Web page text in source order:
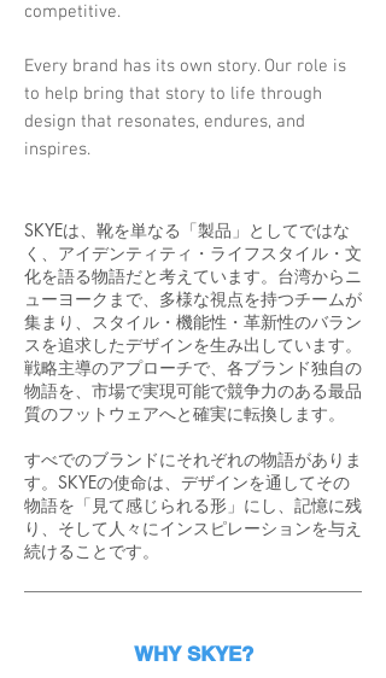
competitive.
Every brand has its own story. Our role is
to help bring that story to life through
design that resonates, endures, and
inspires.
SKYEは、靴を単なる「製品」としてではな
く、アイデンティティ・ライフスタイル・文
化を語る物語だと考えています。台湾からニ
ューヨークまで、多様な視点を持つチームが
集まり、スタイル・機能性・革新性のバラン
スを追求したデザインを生み出しています。
戦略主導のアプローチで、各ブランド独自の
物語を、市場で実現可能で競争力のある最品
質のフットウェアへと確実に転換します。
すべでのブランドにそれぞれの物語がありま
す。SKYEの使命は、デザインを通してその
物語を「見て感じられる形」にし、記憶に残
り、そして人々にインスピレーションを与え
続けることです。
WHY SKYE?